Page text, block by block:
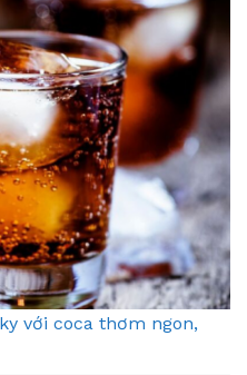
với coca thơm ngon,